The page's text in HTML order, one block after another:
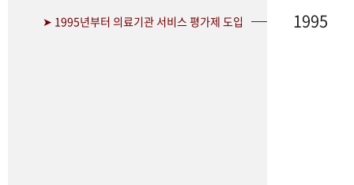
➤ 1995년부터 의료기관 서비스 평가제 도입 1995